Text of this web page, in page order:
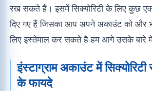
रख सकते हैं। इसमें सिक्योरिटी के लिए कुछ
दिए गए हैं जिसका आप अपने अकाउंट को और
लिए इस्तेमाल कर सकते है हम आगे उसके बारे
इंस्टाग्राम अकाउंट में
के फायदे